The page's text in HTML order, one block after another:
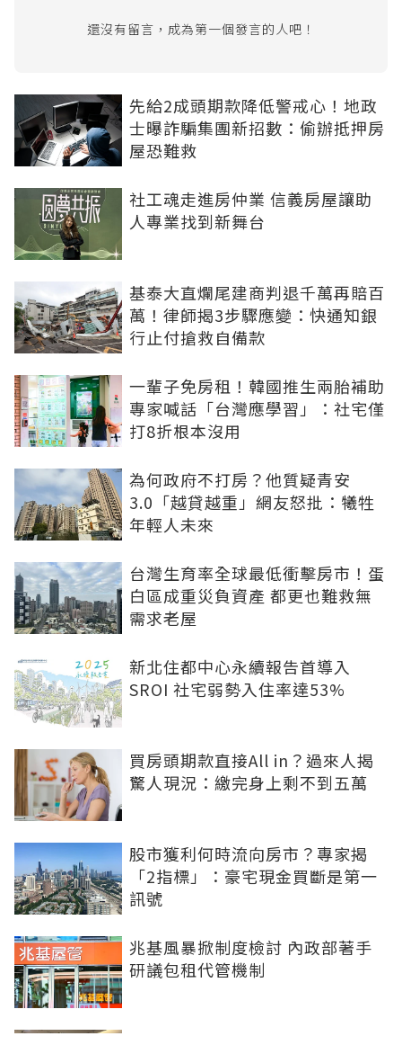
還沒有留言，成為第一個發言的人吧！
先給2成頭期款降低警戒心！地政
士曝詐騙集團新招數：偷辦抵押房
屋恐難救
社工魂走進房仲業 信義房屋讓助
人專業找到新舞台
基泰大直爛尾建商判退千萬再賠百
萬！律師揭3步驟應變：快通知銀
行止付搶救自備款
一輩子免房租！韓國推生兩胎補助
專家喊話「台灣應學習」：社宅僅
打8折根本沒用
為何政府不打房？他質疑青安
3.0「越貸越重」網友怒批：犧牲
年輕人未來
台灣生育率全球最低衝擊房市！蛋
白區成重災負資產 都更也難救無
需求老屋
新北住都中心永續報告首導入
SROI 社宅弱勢入住率達53%
買房頭期款直接All in？過來人揭
驚人現況：繳完身上剩不到五萬
股市獲利何時流向房市？專家揭
「2指標」：豪宅現金買斷是第一
訊號
兆基風暴掀制度檢討 內政部著手
研議包租代管機制